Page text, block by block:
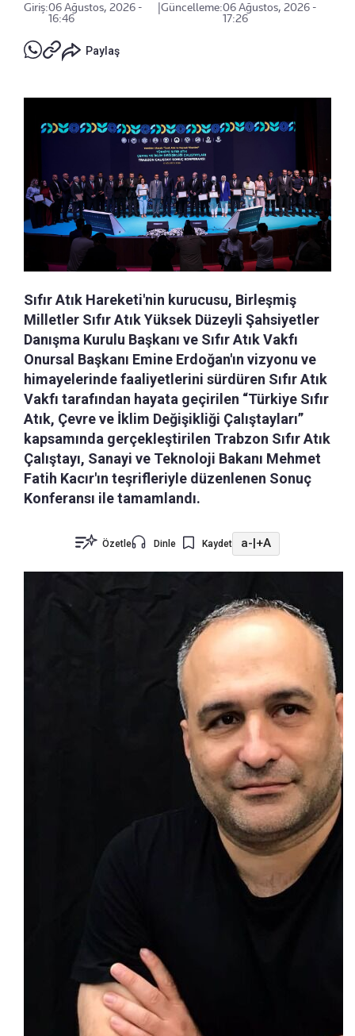
Giriş:06 Ağustos, 2026 -
16:46
Güncelleme:06 Ağustos, 2026 -
17:26
Paylaş
Sıfır Atık Hareketi'nin kurucusu, Birleşmiş
Milletler Sıfır Atık Yüksek Düzeyli Şahsiyetler
Danışma Kurulu Başkanı ve Sıfır Atık Vakfı
Onursal Başkanı Emine Erdoğan'ın vizyonu ve
himayelerinde faaliyetlerini sürdüren Sıfır Atık
Vakfı tarafından hayata geçirilen “Türkiye Sıfır
Atık, Çevre ve İklim Değişikliği Çalıştayları”
kapsamında gerçekleştirilen Trabzon Sıfır Atık
Çalıştayı, Sanayi ve Teknoloji Bakanı Mehmet
Fatih Kacır'ın teşrifleriyle düzenlenen Sonuç
Konferansı ile tamamlandı.
Özetle Dinle Kaydet a-|+A